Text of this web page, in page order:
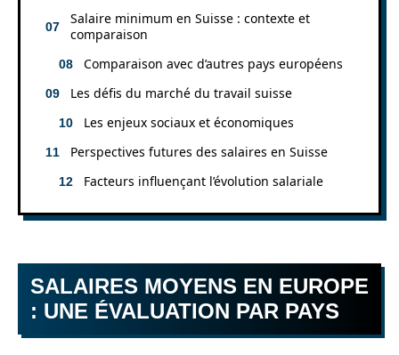
Salaire minimum en Suisse : contexte et
comparaison
Comparaison avec d’autres pays européens
Les défis du marché du travail suisse
Les enjeux sociaux et économiques
Perspectives futures des salaires en Suisse
Facteurs influençant l’évolution salariale
SALAIRES MOYENS EN EUROPE
: UNE ÉVALUATION PAR PAYS